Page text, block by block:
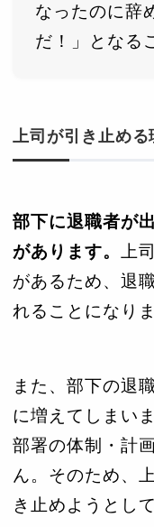
なったのに辞
だ！」となる
上司が引き止める
部下に退職者が
があります。
上
があるため、退
れることになりま
また、部下の退
に増えてしまい
部署の体制・計
ん。そのため、
き止めようとし